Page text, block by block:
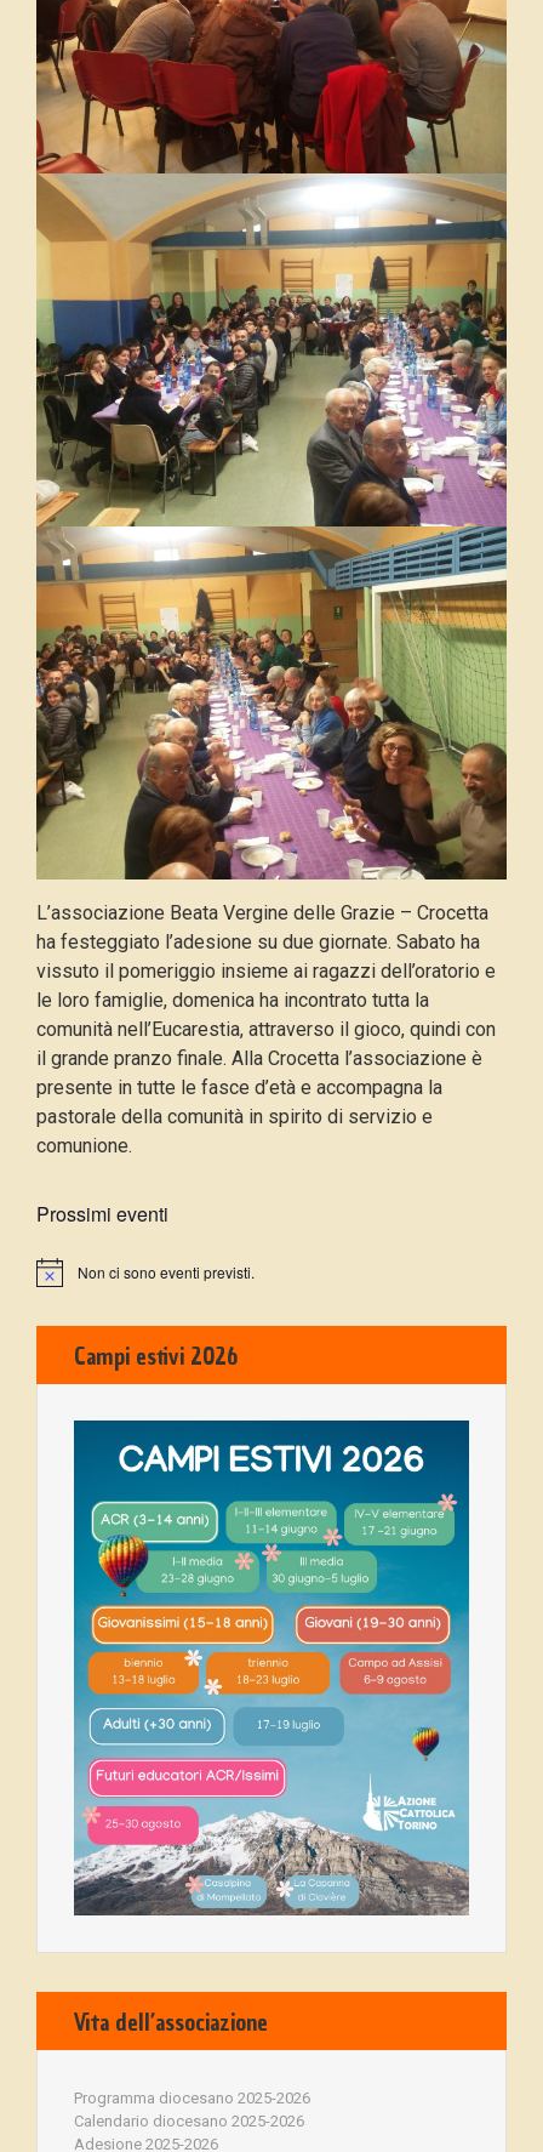
L’associazione Beata Vergine delle Grazie – Crocetta
ha festeggiato l’adesione su due giornate. Sabato ha
vissuto il pomeriggio insieme ai ragazzi dell’oratorio e
le loro famiglie, domenica ha incontrato tutta la
comunità nell’Eucarestia, attraverso il gioco, quindi con
il grande pranzo finale. Alla Crocetta l’associazione è
presente in tutte le fasce d’età e accompagna la
pastorale della comunità in spirito di servizio e
comunione.
Prossimi eventi
Non ci sono eventi previsti.
Campi estivi 2026
Vita dell’associazione
Programma diocesano 2025-2026
Calendario diocesano 2025-2026
Adesione 2025-2026